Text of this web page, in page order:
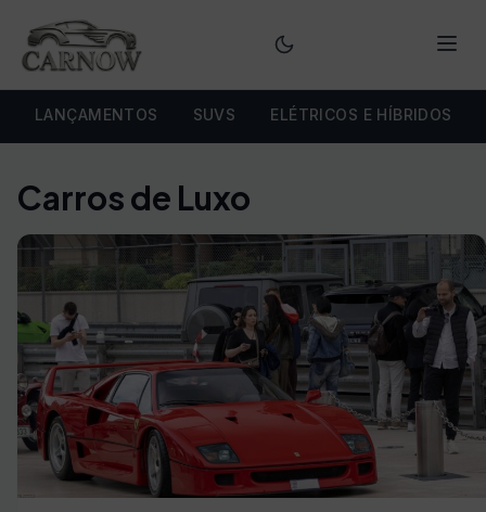
LANÇAMENTOS SUVS ELÉTRICOS E HÍBRIDOS
Carros de Luxo